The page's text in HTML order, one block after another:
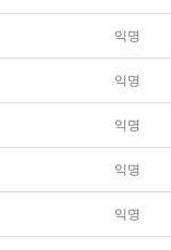
익명
익명
익명
익명
익명